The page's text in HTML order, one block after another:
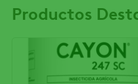
Productos